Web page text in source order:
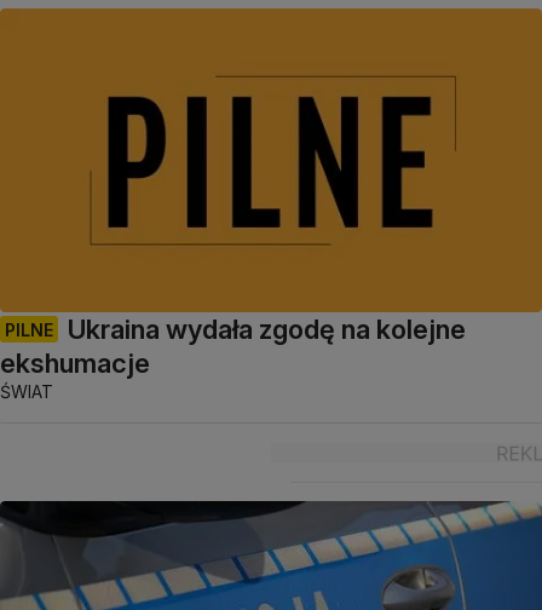
PILNE
Ukraina wydała zgodę na kolejne
ekshumacje
ŚWIAT